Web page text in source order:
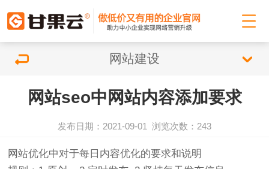
网站建设
网站seo中网站内容添加要求
发布日期：2021-09-01 浏览次数： 243
网站优化中对于每日内容优化的要求和说明